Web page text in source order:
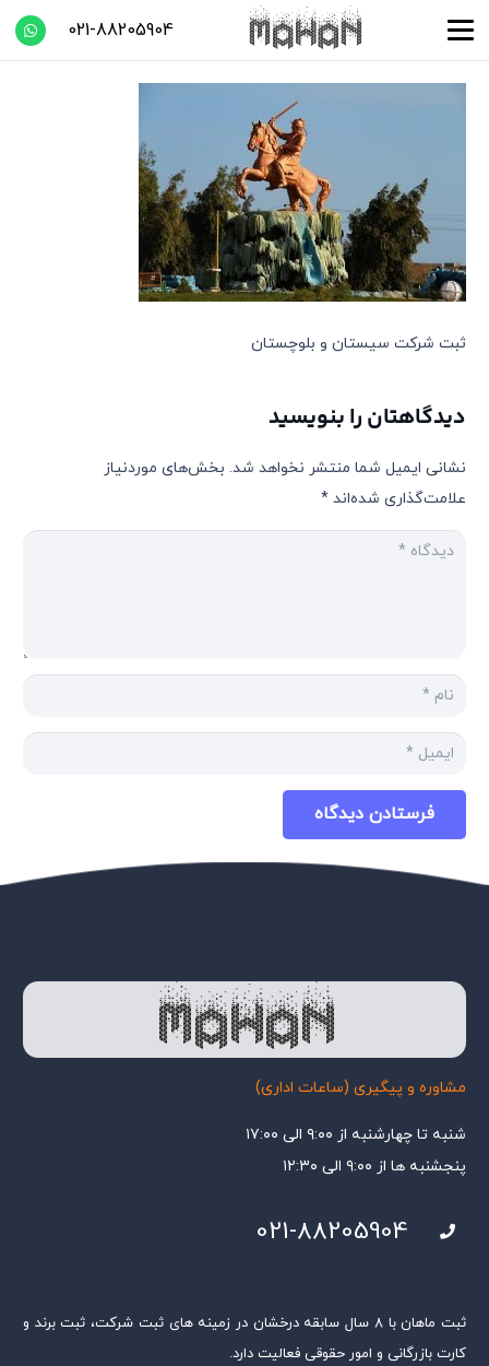
021-88205904
ثبت شرکت سیستان و بلوچستان
دیدگاهتان را بنویسید
نشانی ایمیل شما منتشر نخواهد شد. بخش‌های موردنیاز
علامت‌گذاری شده‌اند *
فرستادن دیدگاه
مشاوره و پیگیری (ساعات اداری)
شنبه تا چهارشنبه از ۹:۰۰ الی ۱۷:۰۰
پنجشنبه ها از ۹:۰۰ الی ۱۲:۳۰
021-88205904
ثبت ماهان با ۸ سال سابقه درخشان در زمینه های ثبت شرکت، ثبت برند و
کارت بازرگانی و امور حقوقی فعالیت دارد.